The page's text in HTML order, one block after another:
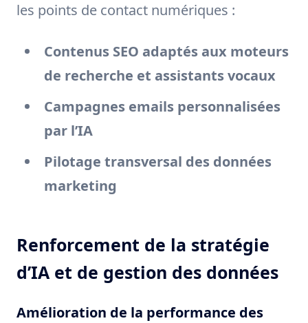
les points de contact numériques :
Contenus SEO adaptés aux moteurs
de recherche et assistants vocaux
Campagnes emails personnalisées
par l’IA
Pilotage transversal des données
marketing
Renforcement de la stratégie
d’IA et de gestion des données
Amélioration de la performance des